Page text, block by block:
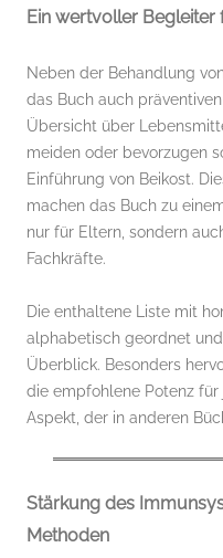
Ein wertvoller Begleiter
Neben der Behandlung
das Buch auch
Übersicht über
meiden oder bevorzugen
Einführung von Beikost.
machen das Buch zu
nur für Eltern, sondern
Fachkräfte.
Die enthaltene Liste mit
alphabetisch geordnet
Überblick. Besonders
die empfohlene Potenz
Aspekt, der in anderen
Stärkung des
Methoden